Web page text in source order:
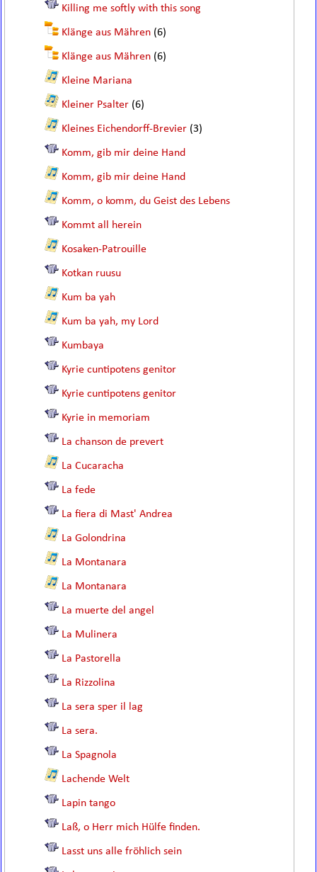
Killing me softly with this song
Klänge aus Mähren (6)
Klänge aus Mähren (6)
Kleine Mariana
Kleiner Psalter (6)
Kleines Eichendorff-Brevier (3)
Komm, gib mir deine Hand
Komm, gib mir deine Hand
Komm, o komm, du Geist des Lebens
Kommt all herein
Kosaken-Patrouille
Kotkan ruusu
Kum ba yah
Kum ba yah, my Lord
Kumbaya
Kyrie cuntipotens genitor
Kyrie cuntipotens genitor
Kyrie in memoriam
La chanson de prevert
La Cucaracha
La fede
La fiera di Mast' Andrea
La Golondrina
La Montanara
La Montanara
La muerte del angel
La Mulinera
La Pastorella
La Rizzolina
La sera sper il lag
La sera.
La Spagnola
Lachende Welt
Lapin tango
Laß, o Herr mich Hülfe finden.
Lasst uns alle fröhlich sein